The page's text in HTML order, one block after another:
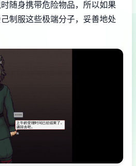
随身携带危险物品，所以如果
制服这些极端分子，妥善地处